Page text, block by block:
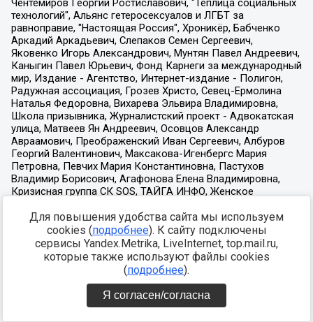
Для повышения удобства сайта мы используем
cookies (подробнее). К сайту подключены
сервисы Yandex.Metrika, LiveInternet, top.mail.ru,
которые также используют файлы cookies
(подробнее).
Я согласен/согласна